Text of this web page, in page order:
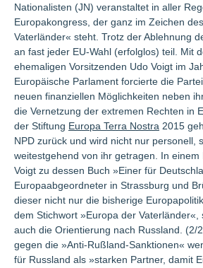
Nationalisten (JN) veranstaltet in aller
Europakongress, der ganz im Zeichen
Vaterländer« steht. Trotz der Ablehnung
an fast jeder EU-Wahl (erfolglos) teil. Mit
ehemaligen Vorsitzenden Udo Voigt im
Europäische Parlament forcierte die
neuen finanziellen Möglichkeiten neben
die Vernetzung der extremen Rechten in
der Stiftung Europa Terra Nostra 2015
NPD zurück und wird nicht nur personell,
weitestgehend von ihr getragen. In einem
Voigt zu dessen Buch »Einer für
Europaabgeordneter in Strassburg und
dieser nicht nur die bisherige
dem Stichwort »Europa der Vaterländer«,
auch die Orientierung nach Russland. (2/
gegen die »Anti-Rußland-Sanktionen«
für Russland als »starken Partner, damit